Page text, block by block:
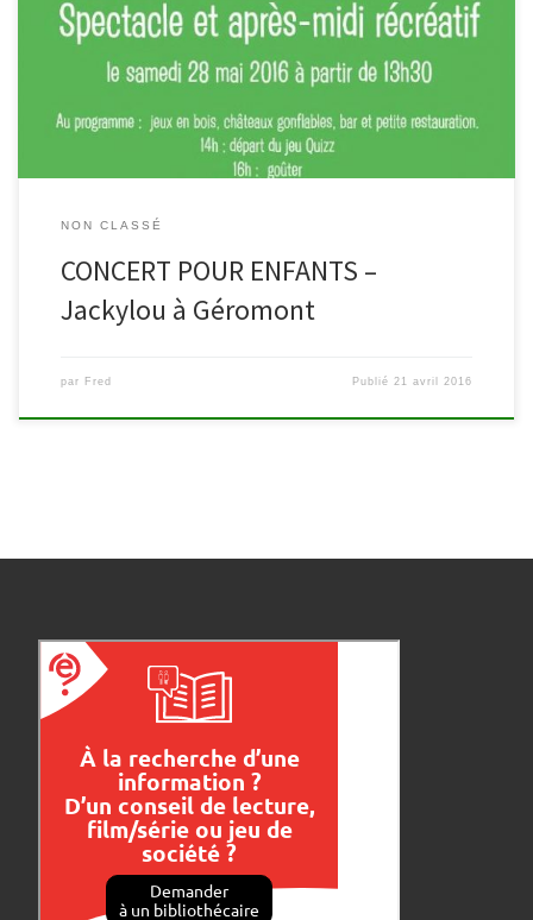
pour assister en famille au concert-spectacle de Jackylou et ses
Enjoliveurs. Découvrez aussi le reste des activités proposées lors
de cette journée festive. Au programme: jeux en […]
NON CLASSÉ
CONCERT POUR ENFANTS –
Jackylou à Géromont
par Fred Publié 21 avril 2016